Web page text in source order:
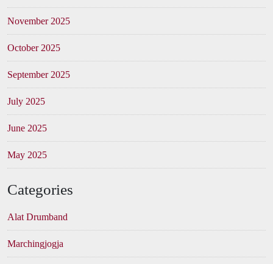
November 2025
October 2025
September 2025
July 2025
June 2025
May 2025
Categories
Alat Drumband
Marchingjogja